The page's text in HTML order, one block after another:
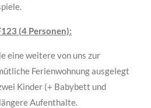
(4 Personen):
eine weitere von uns zur
Ferienwohnung ausgelegt
Kinder (+ Babybett und
Aufenthalte.